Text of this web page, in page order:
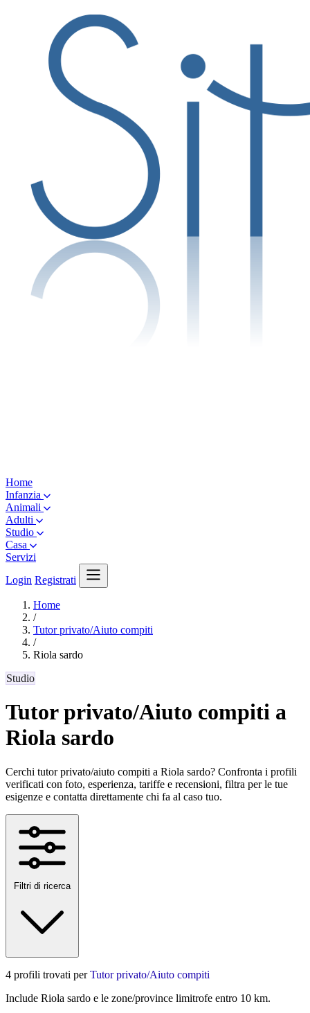
Home
Infanzia
Animali
Adulti
Studio
Casa
Servizi
Login Registrati
Home
/
Tutor privato/Aiuto compiti
/
Riola sardo
Studio
Tutor privato/Aiuto compiti a
Riola sardo
Cerchi tutor privato/aiuto compiti a Riola sardo? Confronta i profili
verificati con foto, esperienza, tariffe e recensioni, filtra per le tue
esigenze e contatta direttamente chi fa al caso tuo.
Filtri di ricerca
4 profili trovati perTutor privato/Aiuto compiti
Include Riola sardo e le zone/province limitrofe entro 10 km.